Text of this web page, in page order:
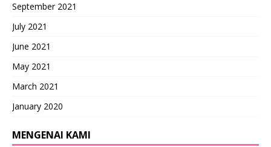
September 2021
July 2021
June 2021
May 2021
March 2021
January 2020
MENGENAI KAMI